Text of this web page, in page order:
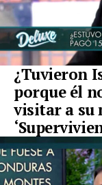
¿Tuvieron
porque él
visitar a su